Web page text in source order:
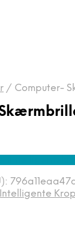
/ Computer-
Krop